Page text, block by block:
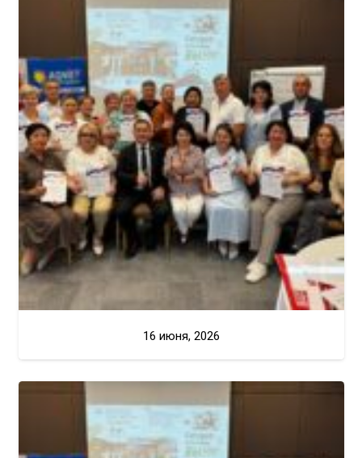
16 июня, 2026